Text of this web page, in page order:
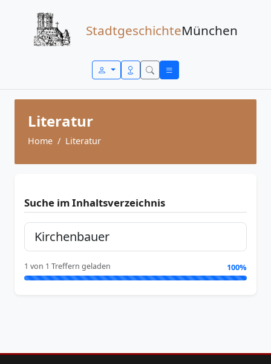
StadtgeschichteMünchen
Literatur
Home Literatur
Suche im Inhaltsverzeichnis
1 von 1 Treffern geladen 100%